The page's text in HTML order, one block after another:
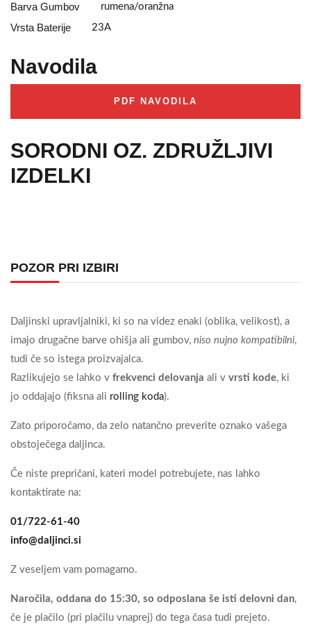
Barva Gumbov rumena/oranžna
Vrsta Baterije 23A
Navodila
PDF NAVODILA
SORODNI OZ. ZDRUŽLJIVI
IZDELKI
POZOR PRI IZBIRI
Daljinski upravljalniki, ki so na videz enaki (oblika, velikost), a
imajo drugačne barve ohišja ali gumbov, niso nujno kompatibilni,
tudi če so istega proizvajalca.
Razlikujejo se lahko v frekvenci delovanja ali v vrsti kode, ki
jo oddajajo (fiksna ali rolling koda).
Zato priporočamo, da zelo natančno preverite oznako vašega
obstoječega daljinca.
Če niste prepričani, kateri model potrebujete, nas lahko
kontaktirate na:
01/722-61-40
info@daljinci.si
Z veseljem vam pomagamo.
Naročila, oddana do 15:30, so odposlana še isti delovni dan,
če je plačilo (pri plačilu vnaprej) do tega časa tudi prejeto.